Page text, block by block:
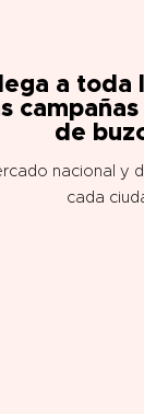
a toda
de
nacional y
cada